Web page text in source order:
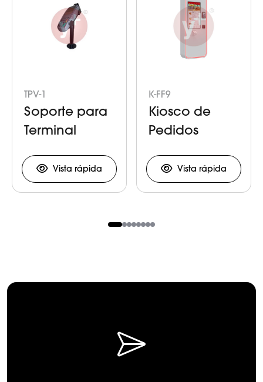
TPV-1
Soporte para
Terminal
VentaVista rápida
K-FF9
Kiosco de
Pedidos
Vista rápida